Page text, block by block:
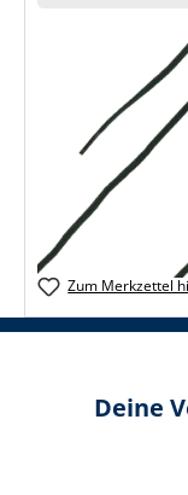
Zum Merkzettel
Deine